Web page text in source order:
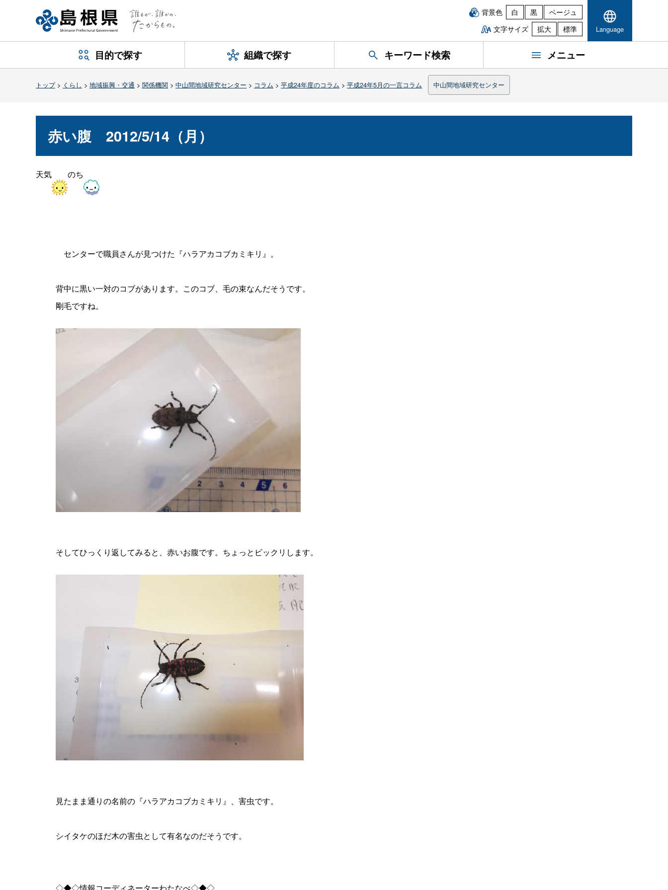
背景色 白 黒
ベージュ
文字サイズ
拡大 標準 Language
目的で探す 組織で探す キーワード検索 メニュー
トップ> くらし > 地域振興・交通 > 関係機関 > 中山間地域研究センター > コラム > 平成24年度のコラム > 平成24年5月の一言コラム 中山間地域研究センター
赤い腹 2012/5/14（月）
天気 のち
センターで職員さんが見つけた『ハラアカコブカミキリ』。
背中に黒い一対のコブがあります。このコブ、毛の束なんだそうです。
剛毛ですね。
そしてひっくり返してみると、赤いお腹です。ちょっとビックリします。
見たまま通りの名前の『ハラアカコブカミキリ』、害虫です。
シイタケのほだ木の害虫として有名なのだそうです。
◇◆◇情報コーディネーターわたなべ◇◆◇